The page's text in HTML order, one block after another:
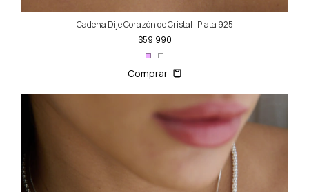
Cadena Dije Corazón de Cristal | Plata 925
$59.990
Comprar